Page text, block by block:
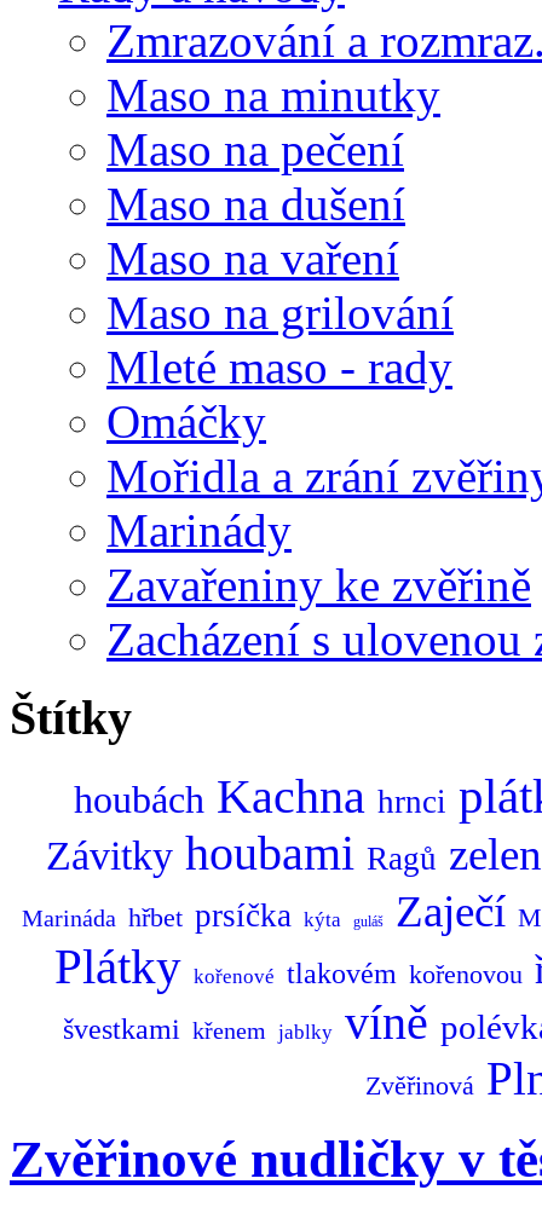
Zmrazování a
Maso na minutky
Maso na pečení
Maso na dušení
Maso na vaření
Maso na grilování
Mleté maso - rady
Omáčky
Mořidla a zrání
Marinády
Zavařeniny ke zvěřině
Zacházení s ulovenou
Štítky
houbách Kachna hrnci
Závitky houbami Ragů
Marináda hřbet prsíčka kýta guláš Zaječí
Plátky kořenové tlakovém kořenovou
švestkami křenem jablky víně
Zvěřinová
Zvěřinové nudličky v